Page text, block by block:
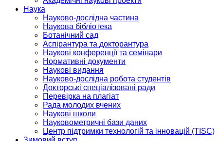
Наука
Науково-дослідна частина
Наукова бібліотека
Ботанічний сад
Аспірантура та докторантура
Наукові конференції та семінари
Нормативні документи
Наукові видання
Науково-дослідна робота студентів
Докторські спеціалізовані ради
Перевірка на плагіат
Рада молодих вчених
Наукові школи
Науковометричні бази даних
Центр підтримки технологій та інновацій (TISC)